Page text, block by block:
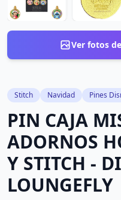
Ver fotos
Stitch Navidad Pines
PIN CAJA
ADORNOS
Y STITCH -
LOUNGEFLY